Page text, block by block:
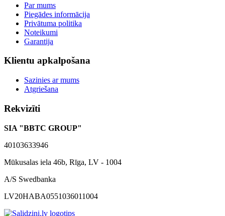
Par mums
Piegādes informācija
Privātuma politika
Noteikumi
Garantija
Klientu apkalpošana
Sazinies ar mums
Atgriešana
Rekvizīti
SIA "BBTC GROUP"
40103633946
Mūkusalas iela 46b, Rīga, LV - 1004
A/S Swedbanka
LV20HABA0551036011004